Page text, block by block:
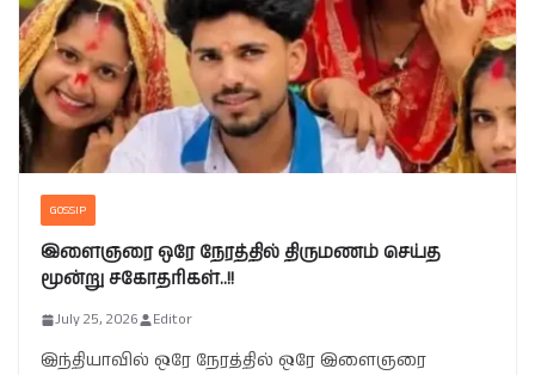
GOSSIP
இளைஞரை ஒரே நேரத்தில் திருமணம் செய்த
மூன்று சகோதரிகள்..!!
July 25, 2026 Editor
இந்தியாவில் ஒரே நேரத்தில் ஒரே இளைஞரை